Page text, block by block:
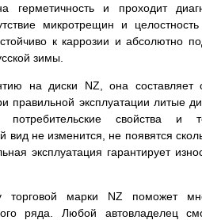
герметичность и проходит
микротрещин и целостность
к каррозии и абсолютно
зимы.
на диски NZ, она составляет
правильной эксплуатации литые
свойства и
вид не изменится, не появятся
эксплуатация гарантирует
марки NZ поможет
ряда. Любой автовладелец